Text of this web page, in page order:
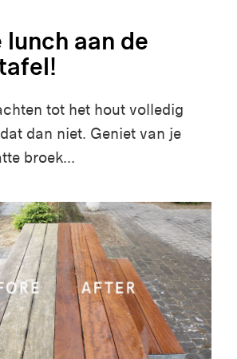
lunch aan de
tot het hout volledig
dan niet. Geniet van je
broek...